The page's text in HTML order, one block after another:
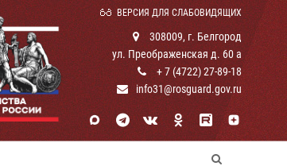
ВЕРСИЯ ДЛЯ СЛАБОВИДЯЩИХ
308009, г. Белгород
ул. Преображенская д. 60 а
+ 7 (4722) 27-89-18
info31@rosguard.gov.ru